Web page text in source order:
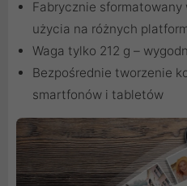
Fabrycznie sformatowany
użycia na różnych
Waga tylko 212 g –
Bezpośrednie tworzenie
smartfonów i tabletów